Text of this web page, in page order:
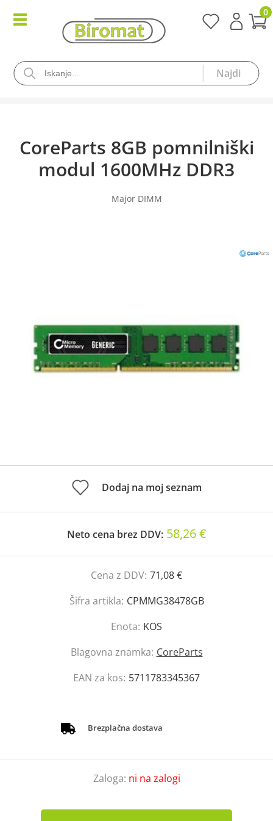
0
CoreParts 8GB pomnilniški
modul 1600MHz DDR3
Major DIMM
Dodaj na moj seznam
Neto cena brez DDV: 58,26 €
Cena z DDV: 71,08 €
Šifra artikla: CPMMG38478GB
Enota: KOS
Blagovna znamka: CoreParts
EAN za kos: 5711783345367
Brezplačna dostava
Zaloga: ni na zalogi